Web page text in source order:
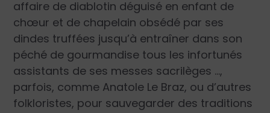
affaire de diablotin déguisé en enfant de
chœur et de chapelain obsédé par ses
dindes truffées jusqu’à entraîner dans son
péché de gourmandise tous les infortunés
assistants de ses messes sacrilèges …,
parfois, comme Anatole Le Braz, ou d’autres
folkloristes, pour sauvegarder des traditions